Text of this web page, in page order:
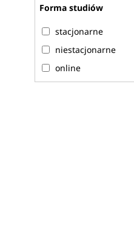
Forma studiów
stacjonarne
niestacjonarne
online